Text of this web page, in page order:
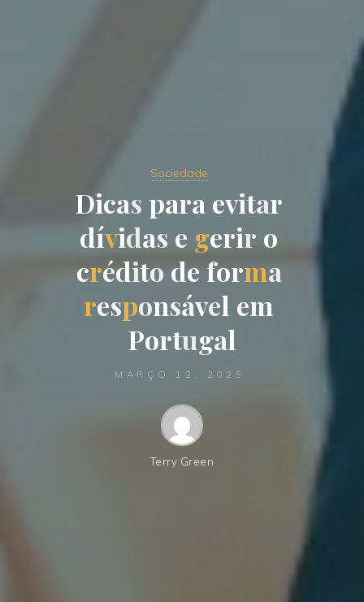
Sociedade
Dicas para evitar
dívidas e gerir o
créditode forma
responsável em
Portugal
MARÇO 12, 2025
Terry Green